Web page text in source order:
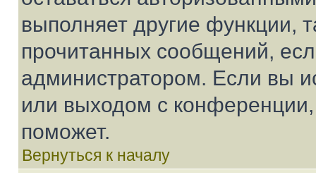
выполняет другие функции,
прочитанных сообщений,
администратором. Если вы
или выходом с
поможет.
Вернуться к началу